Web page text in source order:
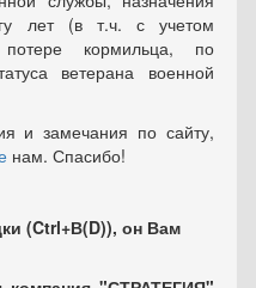
лет (в т.ч. с учетом
кормильца, по
ветерана военной
и замечания по сайту,
нам. Спасибо!
(Ctrl+В(D)), он Вам